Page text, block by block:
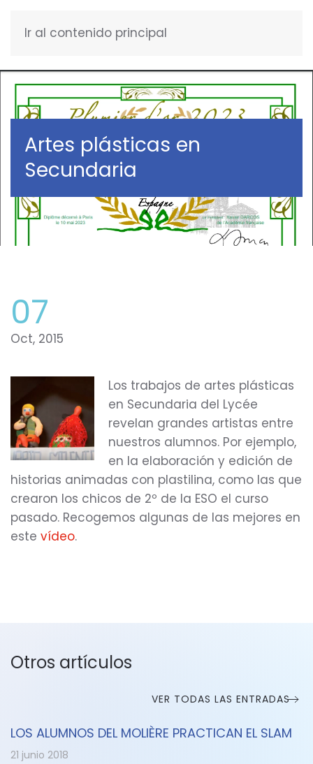
Ir al contenido principal
Artes plásticas en
Secundaria
07
Oct, 2015
Los trabajos de artes plásticas
en Secundaria del Lycée
revelan grandes artistas entre
nuestros alumnos. Por ejemplo,
en la elaboración y edición de
historias animadas con plastilina, como las que
crearon los chicos de 2º de la ESO el curso
pasado. Recogemos algunas de las mejores en
este vídeo.
Otros artículos
VER TODAS LAS ENTRADAS
LOS ALUMNOS DEL MOLIÈRE PRACTICAN EL SLAM
21 junio 2018